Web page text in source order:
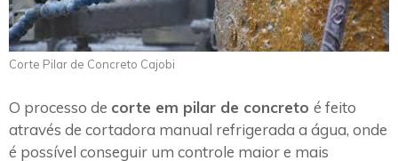
Corte Pilar de Concreto Cajobi
O processo de corte em pilar de concreto é feito
através de cortadora manual refrigerada a água, onde
é possível conseguir um controle maior e mais